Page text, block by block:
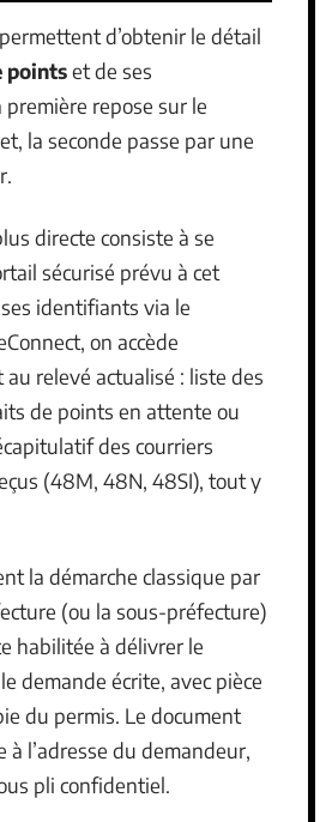
d’obtenir le détail
pointset de ses
repose sur le
la seconde passe par une
directe consiste à se
sécurisé prévu à cet
identifiants via le
on accède
relevé actualisé : liste des
de points en attente ou
des courriers
(48M, 48N, 48SI), tout y
la démarche classique par
(ou la sous-préfecture)
habilitée à délivrer le
demande écrite, avec pièce
du permis. Le document
l’adresse du demandeur,
pli confidentiel.